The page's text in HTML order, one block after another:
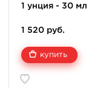
животные
1 унция - 30 мл
1 520 руб.
купить